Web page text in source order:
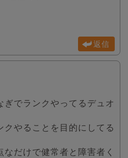
返信
ぎでランクやってるデュオ
クやることを目的にしてる
なだけで健常者と障害者く